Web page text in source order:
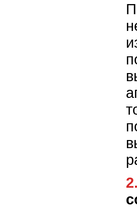
2. Наблюдайте за физическим